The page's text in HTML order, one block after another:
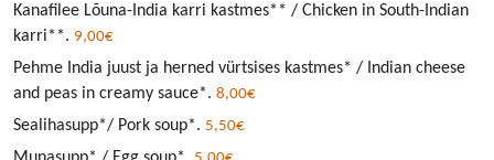
Kanafilee Lõuna-India karri kastmes** / Chicken in South-Indian
karri**. 9,00€
Pehme India juust ja herned vürtsises kastmes* / Indian cheese
and peas in creamy sauce*. 8,00€
Sealihasupp*/ Pork soup*. 5,50€